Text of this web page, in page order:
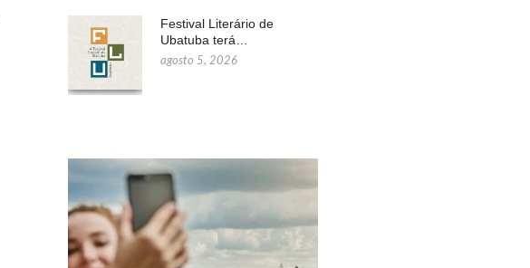
Festival Literário de
Ubatuba terá…
agosto 5, 2026